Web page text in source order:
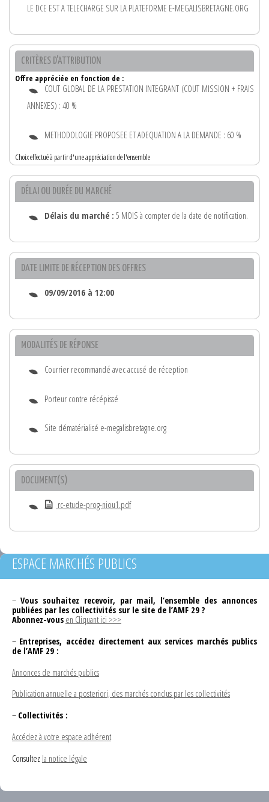
LE DCE EST A TELECHARGE SUR LA PLATEFORME E-MEGALISBRETAGNE.ORG
CRITÈRES D'ATTRIBUTION
Offre appréciée en fonction de :
COUT GLOBAL DE LA PRESTATION INTEGRANT (COUT MISSION + FRAIS
ANNEXES) : 40 %
METHODOLOGIE PROPOSEE ET ADEQUATION A LA DEMANDE : 60 %
Choix effectué à partir d'une appréciation de l'ensemble
DÉLAI OU DURÉE DU MARCHÉ
Délais du marché : 5 MOIS à compter de la date de notification.
DATE LIMITE DE RÉCEPTION DES OFFRES
09/09/2016 à 12:00
MODALITÉS DE RÉPONSE
Courrier recommandé avec accusé de réception
Porteur contre récépissé
Site dématérialisé e-megalisbretagne.org
DOCUMENT(S)
rc-etude-prog-niou1.pdf
ESPACE MARCHÉS PUBLICS
– Vous souhaitez recevoir, par mail, l’ensemble des annonces
publiées par les collectivités sur le site de l’AMF 29 ?
Abonnez-vous en Cliquant ici >>>
– Entreprises, accédez directement aux services marchés publics
de l’AMF 29 :
Annonces de marchés publics
Publication annuelle a posteriori, des marchés conclus par les collectivités
– Collectivités :
Accédez à votre espace adhérent
Consultez la notice légale